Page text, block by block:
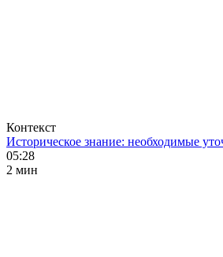
Контекст
Историческое знание: необходимые
05:28
2 мин